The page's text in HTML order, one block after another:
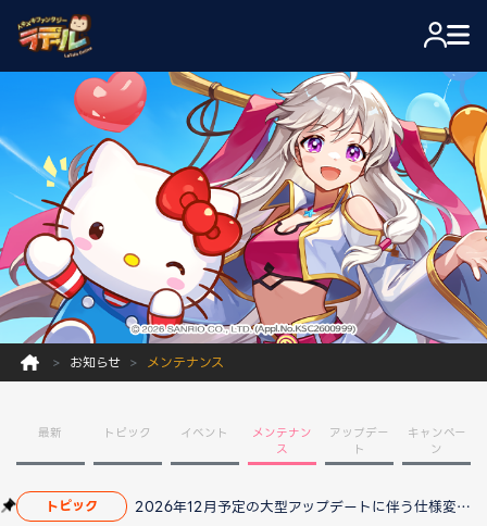
お知らせ メンテナンス
最新 トピック イベント
メンテナン
ス
アップデー
ト
キャンペー
ン
トピック 2026年12月予定の大型アップデートに伴う仕様変更のお知らせ